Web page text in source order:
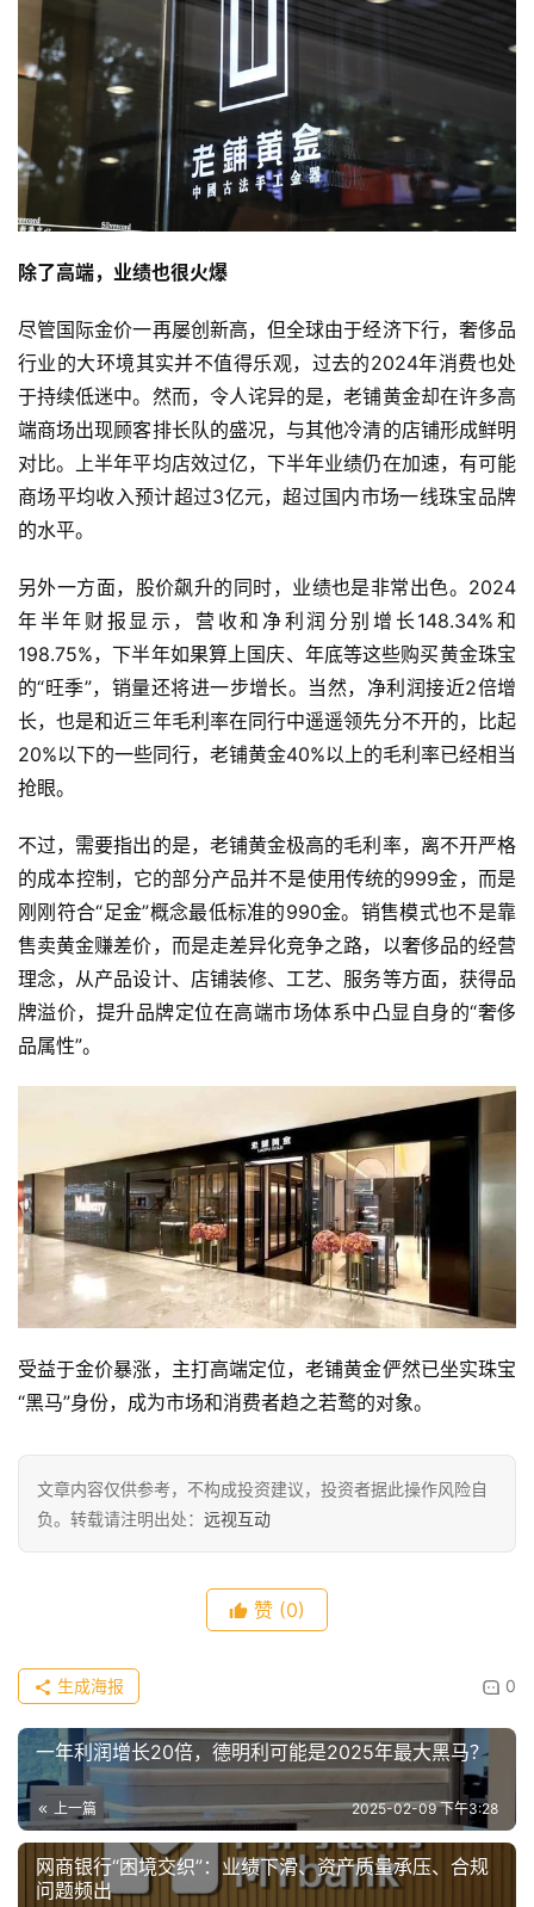
页
快
讯
公
司
时
尚
科
技
除了高端，业绩也很火爆
尽管国际金价一再屡创新高，但全球由于经济下行，奢侈品
行业的大环境其实并不值得乐观，过去的2024年消费也处
于持续低迷中。然而，令人诧异的是，老铺黄金却在许多高
端商场出现顾客排长队的盛况，与其他冷清的店铺形成鲜明
对比。上半年平均店效过亿，下半年业绩仍在加速，有可能
商场平均收入预计超过3亿元，超过国内市场一线珠宝品牌
的水平。
另外一方面，股价飙升的同时，业绩也是非常出色。2024
年半年财报显示，营收和净利润分别增长148.34%和
198.75%，下半年如果算上国庆、年底等这些购买黄金珠宝
的“旺季”，销量还将进一步增长。当然，净利润接近2倍增
长，也是和近三年毛利率在同行中遥遥领先分不开的，比起
20%以下的一些同行，老铺黄金40%以上的毛利率已经相当
抢眼。
不过，需要指出的是，老铺黄金极高的毛利率，离不开严格
的成本控制，它的部分产品并不是使用传统的999金，而是
刚刚符合“足金”概念最低标准的990金。销售模式也不是靠
售卖黄金赚差价，而是走差异化竞争之路，以奢侈品的经营
理念，从产品设计、店铺装修、工艺、服务等方面，获得品
牌溢价，提升品牌定位在高端市场体系中凸显自身的“奢侈
品属性”。
受益于金价暴涨，主打高端定位，老铺黄金俨然已坐实珠宝
“黑马”身份，成为市场和消费者趋之若鹜的对象。
文章内容仅供参考，不构成投资建议，投资者据此操作风险自
负。转载请注明出处： 远视互动
赞 (0)
0
生成海报
一年利润增长20倍，德明利可能是2025年最大黑马？
上一篇 2025-02-09 下午3:28
网商银行“困境交织”：业绩下滑、资产质量承压、合规
问题频出